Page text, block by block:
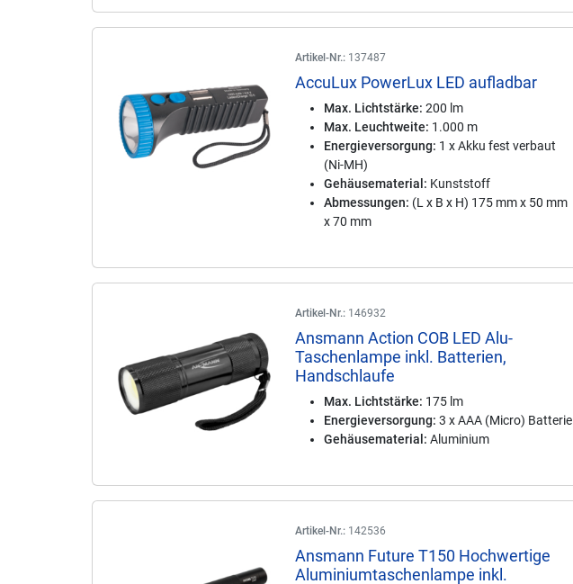
Artikel-Nr.: 137487
AccuLux PowerLux LED aufladbar
Max. Lichtstärke: 200 lm
Max. Leuchtweite: 1.000 m
Energieversorgung: 1 x Akku fest verbaut
(Ni-MH)
Gehäusematerial: Kunststoff
Abmessungen: (L x B x H) 175 mm x 50 mm
x 70 mm
Artikel-Nr.: 146932
Ansmann Action COB LED Alu-
Taschenlampe inkl. Batterien,
Handschlaufe
Max. Lichtstärke: 175 lm
Energieversorgung: 3 x AAA (Micro) Batterie
Gehäusematerial: Aluminium
Artikel-Nr.: 142536
Ansmann Future T150 Hochwertige
Aluminiumtaschenlampe inkl.